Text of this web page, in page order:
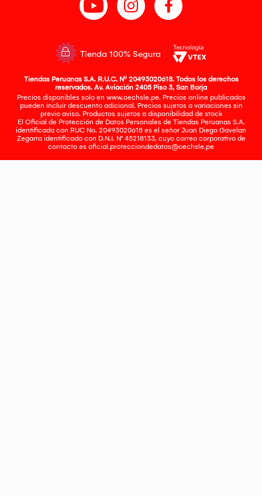
Tienda 100% Segura
Tiendas Peruanas S.A. R.U.C. Nº 20493020618. Todos los derechos
reservados. Av. Aviación 2405 Piso 3, San Borja
Precios disponibles solo en www.oechsle.pe. Precios online publicados
pueden incluir descuento adicional. Precios sujetos a variaciones sin
previo aviso. Productos sujetos a disponibilidad de stock
El Oficial de Protección de Datos Personales de Tiendas Peruanas S.A.
identificada con RUC No. 20493020618 es el señor Juan Diego Gavelan
Zegarra identificado con D.N.I. N° 45218133, cuyo correo corporativo de
contacto es oficial.protecciondedatos@oechsle.pe